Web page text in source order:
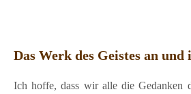
Das Werk des Geistes an
Ich hoffe, dass wir alle die Gedanken